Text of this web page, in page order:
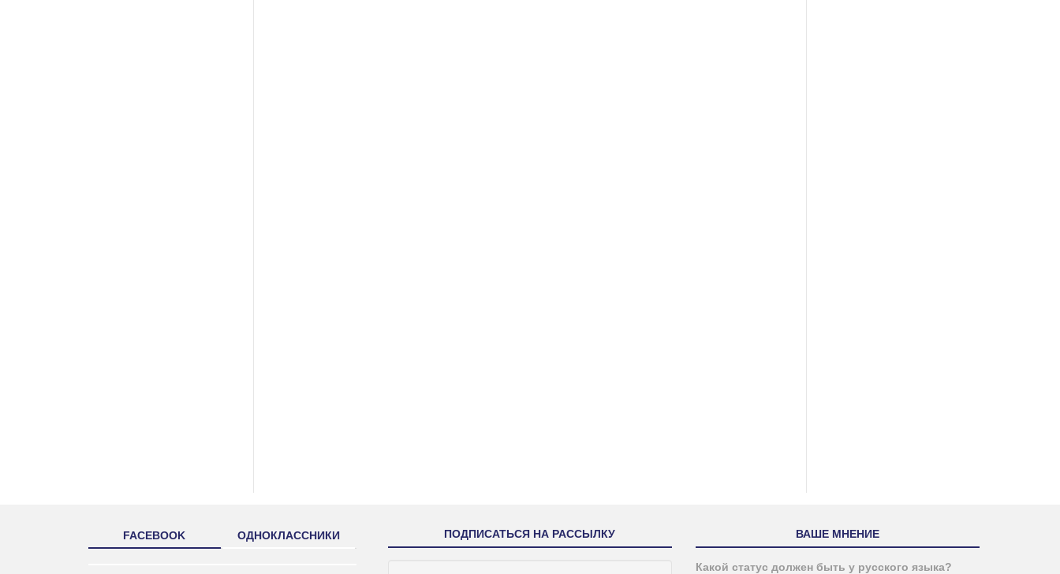
FACEBOOK ОДНОКЛАССНИКИ ПОДПИСАТЬСЯ НА РАССЫЛКУ ВАШЕ МНЕНИЕ
Какой статус должен быть у русского языка?